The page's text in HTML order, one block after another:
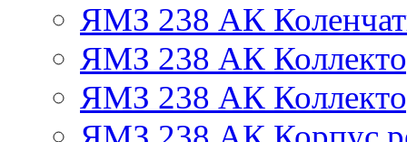
ЯМЗ 238 АК
ЯМЗ 238 АК
ЯМЗ 238 АК